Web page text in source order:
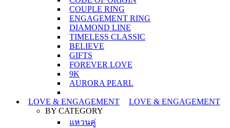
COUPLE RING
ENGAGEMENT RING
DIAMOND LINE
TIMELESS CLASSIC
BELIEVE
GIFTS
FOREVER LOVE
9K
AURORA PEARL
LOVE & ENGAGEMENT
LOVE & ENGAGEMENT
BY CATEGORY
แหวนคู่